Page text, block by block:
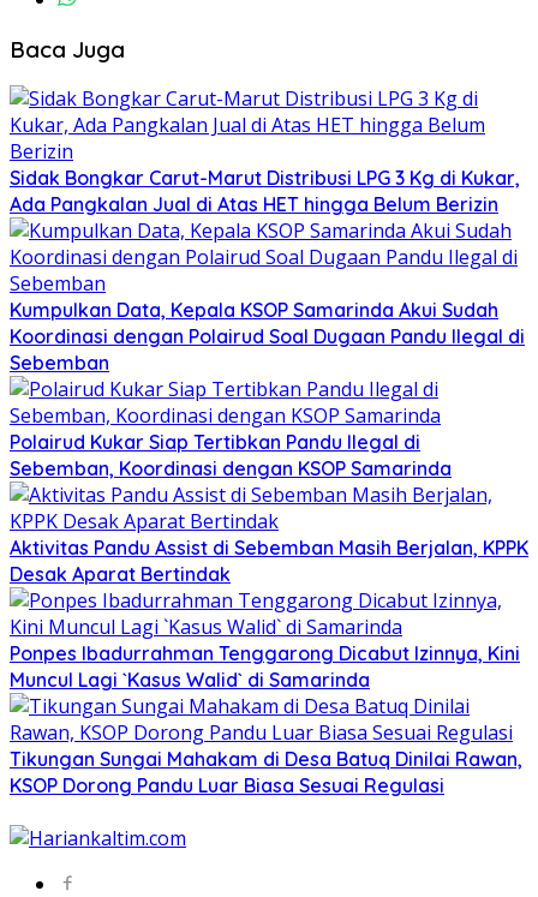
Baca Juga
Sidak Bongkar Carut-Marut Distribusi LPG 3 Kg di Kukar,
Ada Pangkalan Jual di Atas HET hingga Belum Berizin
Kumpulkan Data, Kepala KSOP Samarinda Akui Sudah
Koordinasi dengan Polairud Soal Dugaan Pandu Ilegal di
Sebemban
Polairud Kukar Siap Tertibkan Pandu Ilegal di
Sebemban, Koordinasi dengan KSOP Samarinda
Aktivitas Pandu Assist di Sebemban Masih Berjalan, KPPK
Desak Aparat Bertindak
Ponpes Ibadurrahman Tenggarong Dicabut Izinnya, Kini
Muncul Lagi `Kasus Walid` di Samarinda
Tikungan Sungai Mahakam di Desa Batuq Dinilai Rawan,
KSOP Dorong Pandu Luar Biasa Sesuai Regulasi